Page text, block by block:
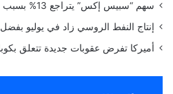
في العاصمة الجزائرية، بتوافق حول
العربية المقرر عقدها يومي 1 و2 نوفمبر المقبل.
سهم “سبيس إكس” يتراجع 13% بسبب الإنفاق الرأسمالي الضخم
إنتاج النفط الروسي زاد في يوليو
أميركا تفرض عقوبات جديدة تتعلق